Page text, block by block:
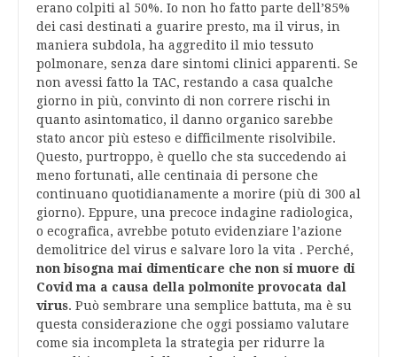
erano colpiti al 50%. Io non ho fatto parte dell’85%
dei casi destinati a guarire presto, ma il virus, in
maniera subdola, ha aggredito il mio tessuto
polmonare, senza dare sintomi clinici apparenti. Se
non avessi fatto la TAC, restando a casa qualche
giorno in più, convinto di non correre rischi in
quanto asintomatico, il danno organico sarebbe
stato ancor più esteso e difficilmente risolvibile.
Questo, purtroppo, è quello che sta succedendo ai
meno fortunati, alle centinaia di persone che
continuano quotidianamente a morire (più di 300 al
giorno). Eppure, una precoce indagine radiologica,
o ecografica, avrebbe potuto evidenziare l’azione
demolitrice del virus e salvare loro la vita . Perché,
non bisogna mai dimenticare che non si muore di
Covid ma a causa della polmonite provocata dal
virus. Può sembrare una semplice battuta, ma è su
questa considerazione che oggi possiamo valutare
come sia incompleta la strategia per ridurre la